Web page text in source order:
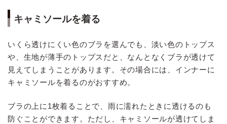
キャミソールを着る
いくら透けにくい色のブラを選んでも、淡い色のトップス
や、生地が薄手のトップスだと、なんとなくブラが透けて
見えてしまうことがあります。その場合には、インナーに
キャミソールを着るのがおすすめ。
ブラの上に1枚着ることで、雨に濡れたときに透けるのも
防ぐことができます。ただし、キャミソールが透けてしま